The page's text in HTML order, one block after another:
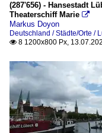
(287'656) - Hansestadt
Theaterschiff Marie 
Markus Doyon
Deutschland / Städte/Orte /
 8 1200x800 Px,